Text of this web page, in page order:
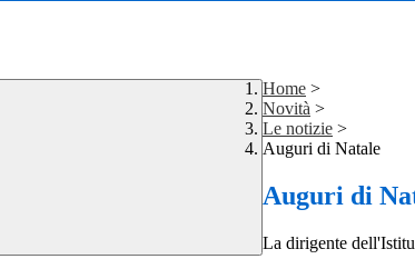
Home >
Novità >
Le notizie >
Auguri di Natale
Auguri di
La dirigente